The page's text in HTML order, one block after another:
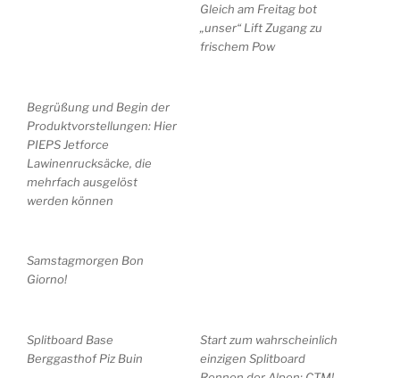
Gleich am Freitag bot
„unser“ Lift Zugang zu
frischem Pow
Begrüßung und Begin der
Produktvorstellungen: Hier
PIEPS Jetforce
Lawinenrucksäcke, die
mehrfach ausgelöst
werden können
Samstagmorgen Bon
Giorno!
Splitboard Base
Berggasthof Piz Buin
Start zum wahrscheinlich
einzigen Splitboard